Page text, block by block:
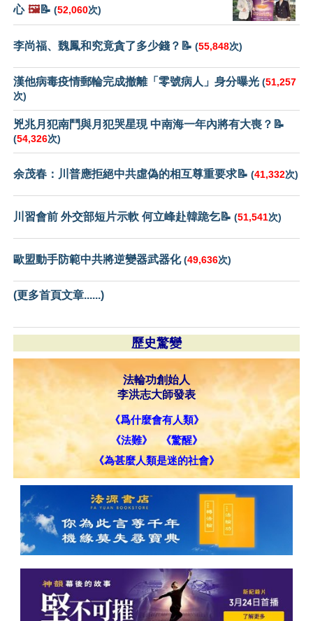
心 🖼️📝 (52,060次)
李尚福、魏鳳和究竟貪了多少錢？📝 (55,848次)
漢他病毒疫情郵輪完成撤離「零號病人」身分曝光 (51,257
次)
兇兆月犯南鬥與月犯哭星現 中南海一年內將有大喪？📝
(54,326次)
余茂春：川普應拒絕中共虛偽的相互尊重要求📝 (41,332次)
川習會前 外交部短片示軟 何立峰赴韓跪乞📝 (51,541次)
歐盟動手防範中共將逆變器武器化(49,636次)
(更多首頁文章......)
歷史驚變
法輪功創始人
李洪志大師發表
《爲什麼會有人類》
《法難》
《驚醒》
《為甚麼人類是迷的社會》